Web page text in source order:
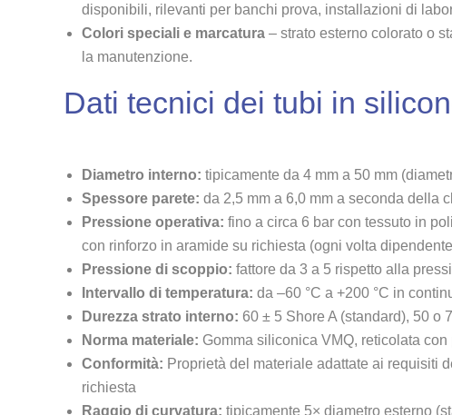
disponibili, rilevanti per banchi prova, installazioni di
Colori speciali e marcatura – strato esterno colorato o
la manutenzione.
Dati tecnici dei tubi in
Diametro interno: tipicamente da 4 mm a 50 mm
Spessore parete: da 2,5 mm a 6,0 mm a seconda della
Pressione operativa: fino a circa 6 bar con tessuto in
con rinforzo in aramide su richiesta (ogni volta
Pressione di scoppio: fattore da 3 a 5 rispetto alla
Intervallo di temperatura: da –60 °C a +200 °C in
Durezza strato interno: 60 ± 5 Shore A (standard), 50 o
Norma materiale: Gomma siliconica VMQ, reticolata
Conformità: Proprietà del materiale adattate ai requisiti
richiesta
Raggio di curvatura: tipicamente 5× diametro esterno